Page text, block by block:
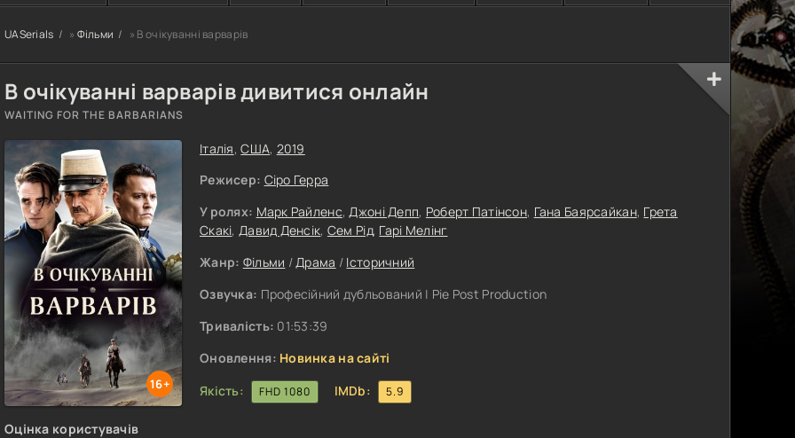
UASerials » Фільми » В очікуванні варварів
В очікуванні варварів дивитися онлайн
WAITING FOR THE BARBARIANS
16+
Оцінка користувачів
Італія,США, 2019
Режисер: Сіро Герра
У ролях: Марк Райленс,Джоні Депп, Роберт Патінсон, Гана Баярсайкан, Грета
Скакі, Давид Денсік, Сем Рід, Гарі Мелінг
Жанр: Фільми /Драма / Історичний
Озвучка: Професійний дубльований | Pie Post Production
Тривалість: 01:53:39
Оновлення: Новинка на сайті
Якість:
FHD 1080 IMDb: 5.9